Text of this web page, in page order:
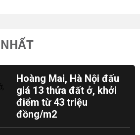
Hoàng Mai, Hà Nội đấu
giá 13 thửa đất ở, khởi
điểm từ 43 triệu
đồng/m2